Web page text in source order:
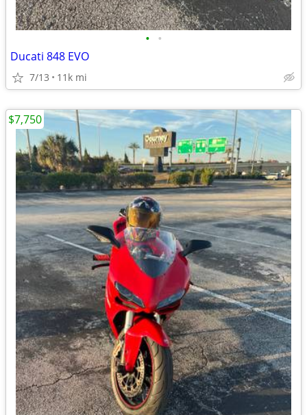
• •
Ducati 848 EVO
7/13 11k mi
$7,750